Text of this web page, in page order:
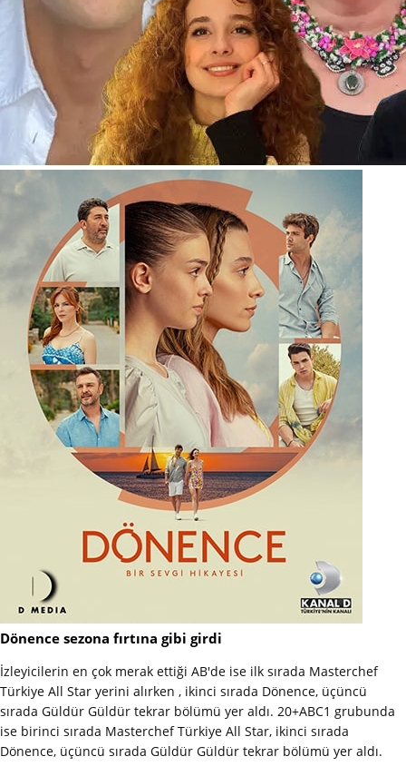
Dönence sezona fırtına gibi girdi
İzleyicilerin en çok merak ettiği AB'de ise ilk sırada Masterchef
Türkiye All Star yerini alırken , ikinci sırada Dönence, üçüncü
sırada Güldür Güldür tekrar bölümü yer aldı. 20+ABC1 grubunda
ise birinci sırada Masterchef Türkiye All Star, ikinci sırada
Dönence, üçüncü sırada Güldür Güldür tekrar bölümü yer aldı.